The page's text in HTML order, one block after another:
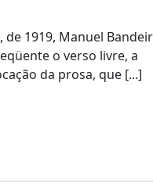
1919, Manuel
o verso livre, a
da prosa, que [...]